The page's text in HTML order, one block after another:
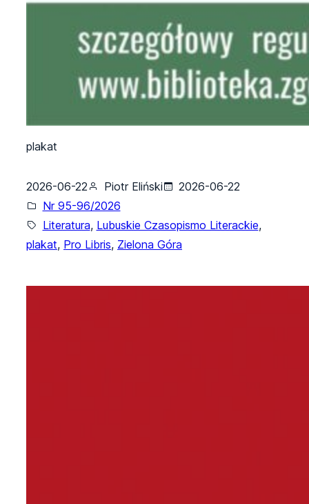
plakat
2026-06-22 Piotr Eliński
2026-06-22
Nr 95-96/2026
Literatura, Lubuskie Czasopismo Literackie,
plakat, Pro Libris, Zielona Góra